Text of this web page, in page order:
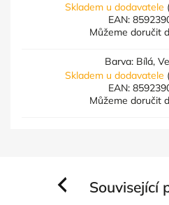
Skladem u dodavatele
EAN:
Můžeme doručit
Barva: Bílá,
Skladem u dodavatele
EAN:
Můžeme doručit
Související
Previous